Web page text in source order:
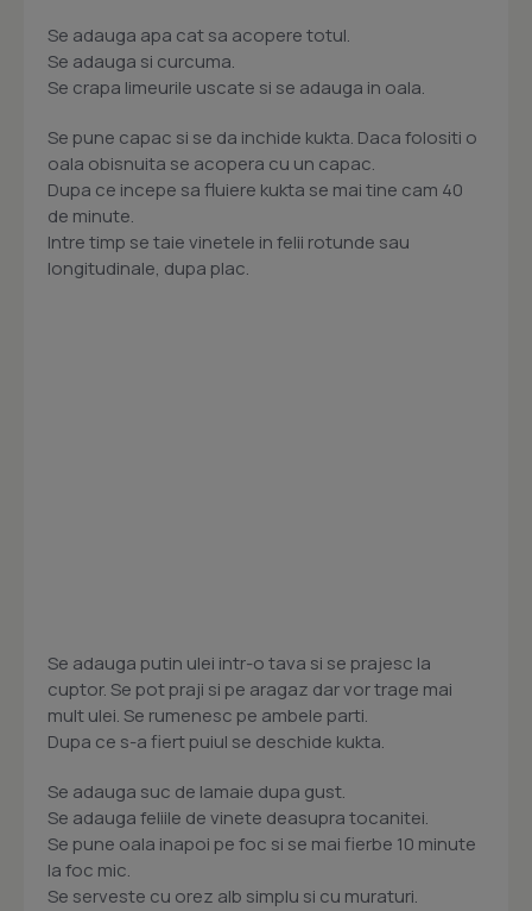
Se adauga apa cat sa acopere totul.
Se adauga si curcuma.
Se crapa limeurile uscate si se adauga in oala.
Se pune capac si se da inchide kukta. Daca folositi o
oala obisnuita se acopera cu un capac.
Dupa ce incepe sa fluiere kukta se mai tine cam 40
de minute.
Intre timp se taie vinetele in felii rotunde sau
longitudinale, dupa plac.
Se adauga putin ulei intr-o tava si se prajesc la
cuptor. Se pot praji si pe aragaz dar vor trage mai
mult ulei. Se rumenesc pe ambele parti.
Dupa ce s-a fiert puiul se deschide kukta.
Se adauga suc de lamaie dupa gust.
Se adauga feliile de vinete deasupra tocanitei.
Se pune oala inapoi pe foc si se mai fierbe 10 minute
la foc mic.
Se serveste cu orez alb simplu si cu muraturi.